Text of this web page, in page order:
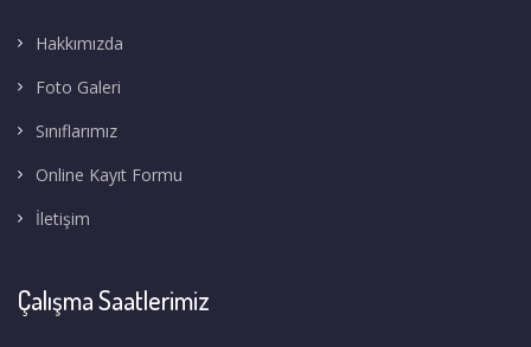
Hakkımızda
Foto Galeri
Sınıflarımız
Online Kayıt Formu
İletişim
Çalışma Saatlerimiz